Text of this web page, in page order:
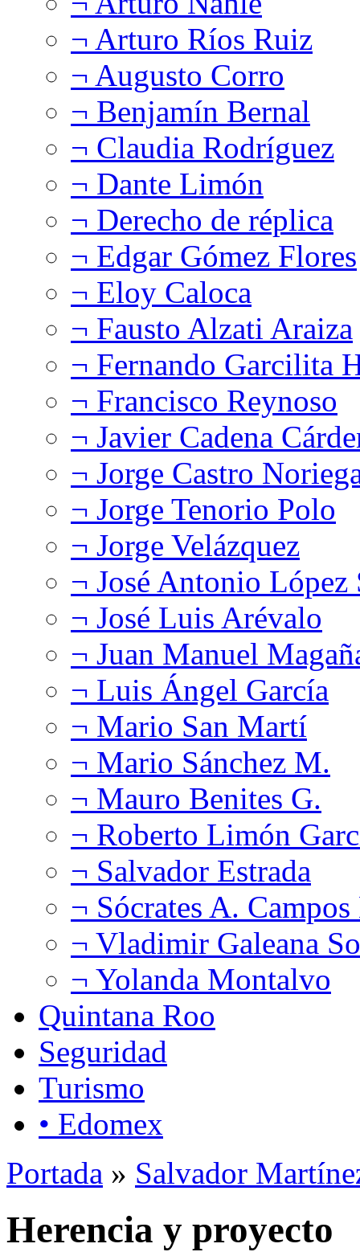
¬ Arturo Ríos Ruiz
¬ Augusto Corro
¬ Benjamín Bernal
¬ Claudia Rodríguez
¬ Dante Limón
¬ Derecho de réplica
¬ Edgar Gómez Flores
¬ Eloy Caloca
¬ Fausto Alzati Araiza
¬ Fernando Garcilita
¬ Francisco Reynoso
¬ Javier Cadena
¬ Jorge Castro
¬ Jorge Tenorio Polo
¬ Jorge Velázquez
¬ José Antonio López
¬ José Luis Arévalo
¬ Juan Manuel
¬ Luis Ángel García
¬ Mario San Martí
¬ Mario Sánchez M.
¬ Mauro Benites G.
¬ Roberto Limón
¬ Salvador Estrada
¬ Sócrates A.
¬ Vladimir Galeana
¬ Yolanda Montalvo
Quintana Roo
Seguridad
Turismo
• Edomex
Portada » Salvador
Herencia y proyecto